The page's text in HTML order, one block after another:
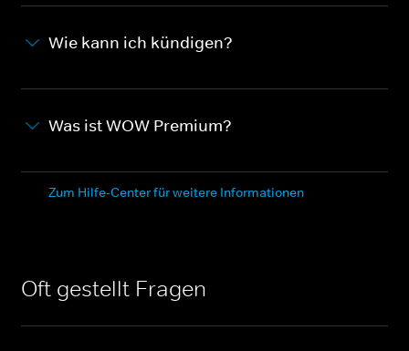
Wie kann ich kündigen?
Was ist WOW Premium?
Zum Hilfe-Center für weitere Informationen
Oft gestellt Fragen